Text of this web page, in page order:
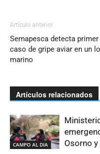
Artículo anterior
Sernapesca detecta primer
caso de gripe aviar en un
marino
Artículos relacionados
CAMPO AL DIA
Osorno